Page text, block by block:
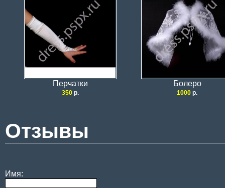
Перчатки Болеро
350р. 1000 р.
Отзывы
Имя: